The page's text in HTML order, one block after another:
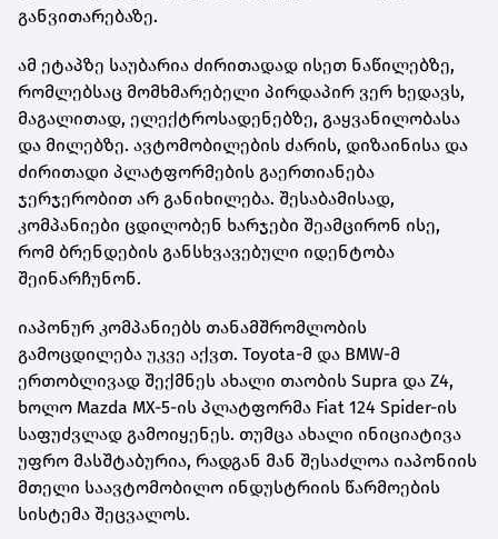
განვითარებაზე.
ამ ეტაპზე საუბარია ძირითადად ისეთ ნაწილებზე,
რომლებსაც მომხმარებელი პირდაპირ ვერ ხედავს,
მაგალითად, ელექტროსადენებზე, გაყვანილობასა
და მილებზე. ავტომობილების ძარის, დიზაინისა და
ძირითადი პლატფორმების გაერთიანება
ჯერჯერობით არ განიხილება. შესაბამისად,
კომპანიები ცდილობენ ხარჯები შეამცირონ ისე,
რომ ბრენდების განსხვავებული იდენტობა
შეინარჩუნონ.
იაპონურ კომპანიებს თანამშრომლობის
გამოცდილება უკვე აქვთ. Toyota-მ და BMW-მ
ერთობლივად შექმნეს ახალი თაობის Supra და Z4,
ხოლო Mazda MX-5-ის პლატფორმა Fiat 124 Spider-ის
საფუძვლად გამოიყენეს. თუმცა ახალი ინიციატივა
უფრო მასშტაბურია, რადგან მან შესაძლოა იაპონიის
მთელი საავტომობილო ინდუსტრიის წარმოების
სისტემა შეცვალოს.